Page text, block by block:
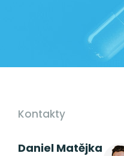
Kontakty
Daniel Matějka